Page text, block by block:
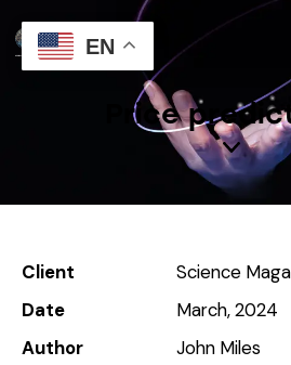
Price
Client
Science
Date
March, 2024
Author
John Miles
EN